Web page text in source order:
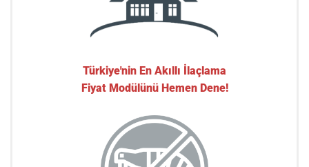
Türkiye'nin En Akıllı İlaçlama
Fiyat Modülünü Hemen Dene!